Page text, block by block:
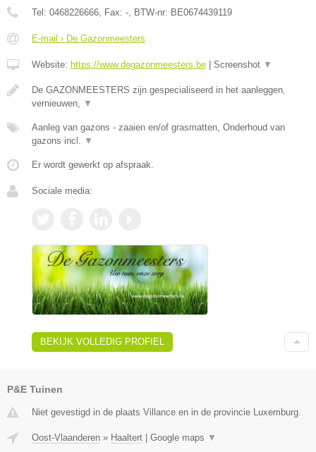
Tel: 0468226666 , Fax: - , BTW-nr: BE0674439119
E-mail › De Gazonmeesters
Website: https://www.degazonmeesters.be | Screenshot ▼
De GAZONMEESTERS zijn gespecialiseerd in het aanleggen,
vernieuwen,
▼
Aanleg van gazons - zaaien en/of grasmatten, Onderhoud van
gazons incl.
▼
Er wordt gewerkt op afspraak.
Sociale media:
BEKIJK VOLLEDIG PROFIEL
P&E Tuinen
Niet gevestigd in de plaats Villance en in de provincie Luxemburg.
Oost-Vlaanderen » Haaltert Google maps ▼